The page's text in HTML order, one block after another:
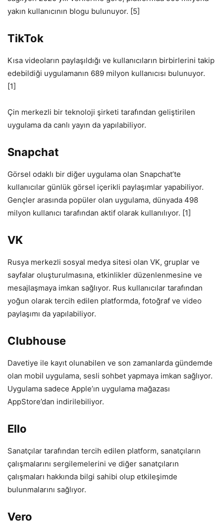
yakın kullanıcının blogu bulunuyor. [5]
TikTok
Kısa videoların paylaşıldığı ve kullanıcıların birbirlerini takip
edebildiği uygulamanın 689 milyon kullanıcısı bulunuyor.
[1]
Çin merkezli bir teknoloji şirketi tarafından geliştirilen
uygulama da canlı yayın da yapılabiliyor.
Snapchat
Görsel odaklı bir diğer uygulama olan Snapchat’te
kullanıcılar günlük görsel içerikli paylaşımlar yapabiliyor.
Gençler arasında popüler olan uygulama, dünyada 498
milyon kullanıcı tarafından aktif olarak kullanılıyor. [1]
VK
Rusya merkezli sosyal medya sitesi olan VK, gruplar ve
sayfalar oluşturulmasına, etkinlikler düzenlenmesine ve
mesajlaşmaya imkan sağlıyor. Rus kullanıcılar tarafından
yoğun olarak tercih edilen platformda, fotoğraf ve video
paylaşımı da yapılabiliyor.
Clubhouse
Davetiye ile kayıt olunabilen ve son zamanlarda gündemde
olan mobil uygulama, sesli sohbet yapmaya imkan sağlıyor.
Uygulama sadece Apple’ın uygulama mağazası
AppStore’dan indirilebiliyor.
Ello
Sanatçılar tarafından tercih edilen platform, sanatçıların
çalışmalarını sergilemelerini ve diğer sanatçıların
çalışmaları hakkında bilgi sahibi olup etkileşimde
bulunmalarını sağlıyor.
Vero